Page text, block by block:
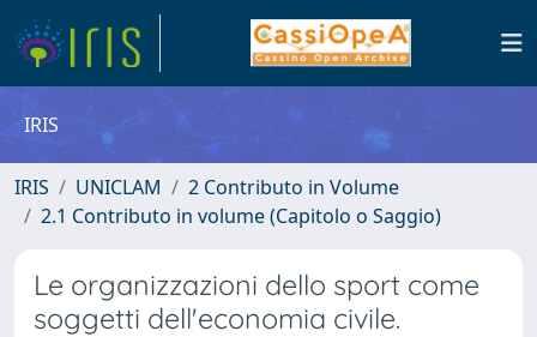
IRIS
IRIS UNICLAM
2 Contributo in Volume
2.1 Contributo in volume (Capitolo o Saggio)
Le organizzazioni dello sport come
soggetti dell'economia civile.